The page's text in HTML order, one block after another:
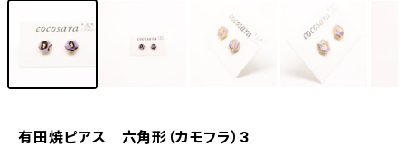
有田焼ピアス 六角形（カモフラ）3